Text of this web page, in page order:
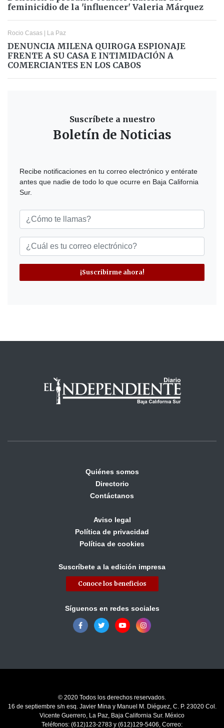
feminicidio de la 'influencer' Valeria Márquez
Rocio Casas La Paz
DENUNCIA MILENA QUIROGA ESPIONAJE
FRENTE A SU CASA E INTIMIDACIÓN A
COMERCIANTES EN LOS CABOS
Suscríbete a nuestro
Boletín de Noticias
Recibe notificaciones en tu correo electrónico y entérate
antes que nadie de todo lo que ocurre en Baja California
Sur.
¡Suscribirme ahora!
Quiénes somos
Directorio
Contáctanos
Aviso legal
Política de privacidad
Política de cookies
Suscríbete a la edición impresa
Conoce los beneficios
Síguenos en redes sociales
© 2020 Todos los derechos reservados.
16 de septiembre s/n esq. Javier Mina y Manuel M. Diéguez, C. P. 23020 Col.
Vicente Guerrero, La Paz, Baja California Sur. México
Teléfonos: (612)123-2783 y (612)129-5406, Correo: